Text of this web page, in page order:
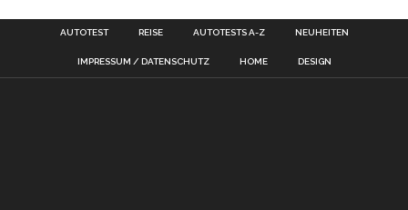
AUTOTEST REISE AUTOTESTS A-Z NEUHEITEN
IMPRESSUM / DATENSCHUTZ HOME DESIGN